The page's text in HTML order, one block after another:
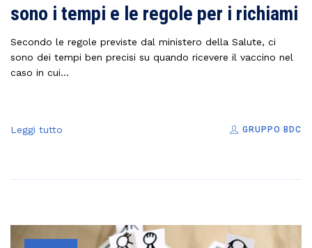
sono i tempi e le regole per i richiami
Secondo le regole previste dal ministero della Salute, ci
sono dei tempi ben precisi su quando ricevere il vaccino nel
caso in cui...
Leggi tutto GRUPPO BDC